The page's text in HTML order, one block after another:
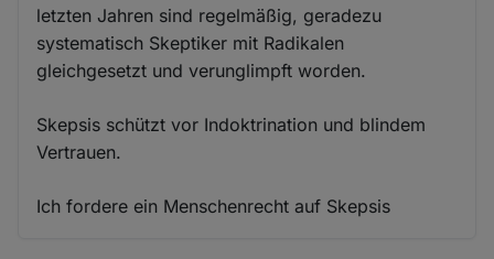
letzten Jahren sind regelmäßig, geradezu
systematisch Skeptiker mit Radikalen
gleichgesetzt und verunglimpft worden.
Skepsis schützt vor Indoktrination und blindem
Vertrauen.
Ich fordere ein Menschenrecht auf Skepsis